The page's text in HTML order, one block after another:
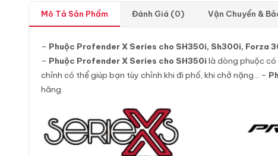
Mô Tả Sản Phẩm Đánh Giá (0) Vận Chuyển &
– Phuộc Profender X Series cho SH350i, Sh300i, Forza
– Phuộc Profender X Series cho SH350i là dòng phuộc có
chỉnh có thể giúp bạn tùy chỉnh khi đi phố, khi chở nặng… –
hãng.